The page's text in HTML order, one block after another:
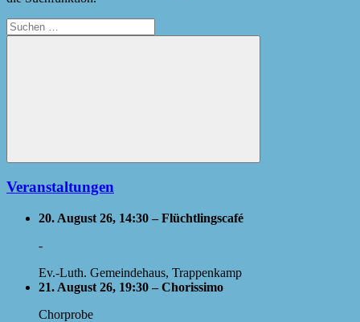
Suchen
nach:
Suchen
Veranstaltungen
20. August 26, 14:30 – Flüchtlingscafé
-
Ev.-Luth. Gemeindehaus, Trappenkamp
21. August 26, 19:30 – Chorissimo
Chorprobe